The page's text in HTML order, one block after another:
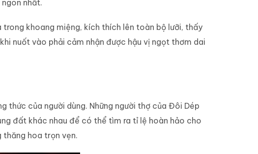
nhất.
khoang miệng, kích thích lên toàn bộ lưỡi, thấy
nuốt vào phải cảm nhận được hậu vị ngọt thơm dai
thức của người dùng. Những người thợ của Đôi Dép
đất khác nhau để có thể tìm ra tỉ lệ hoàn hảo cho
thăng hoa trọn vẹn.